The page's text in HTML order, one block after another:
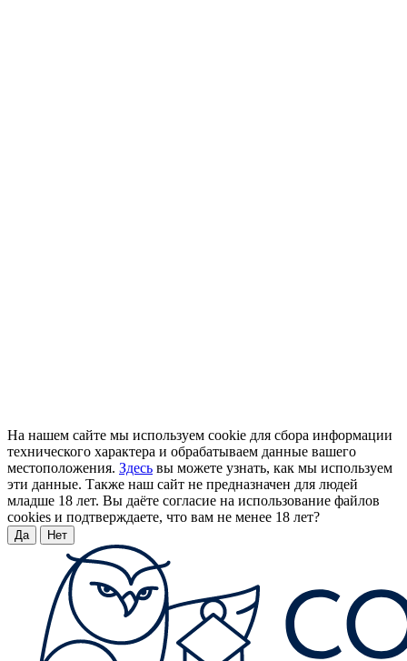
На нашем сайте мы используем cookie для сбора информации
технического характера и обрабатываем данные вашего
местоположения. Здесь вы можете узнать, как мы используем
эти данные. Также наш сайт не предназначен для людей
младше 18 лет. Вы даёте согласие на использование файлов
cookies и подтверждаете, что вам не менее 18 лет?
Да Нет